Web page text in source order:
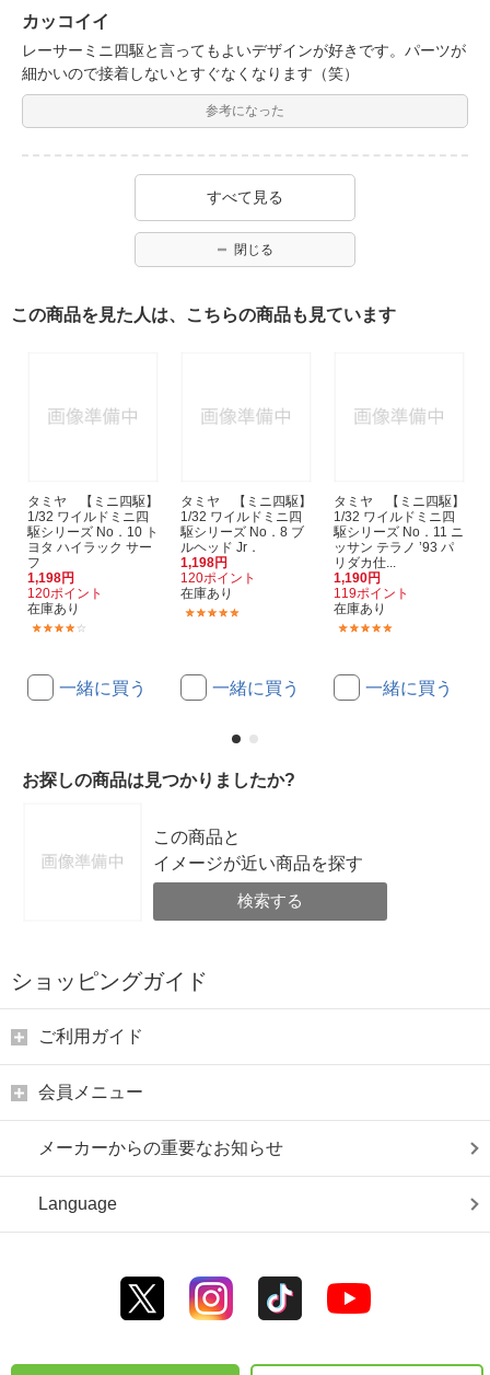
カッコイイ
レーサーミニ四駆と言ってもよいデザインが好きです。パーツが
細かいので接着しないとすぐなくなります（笑）
参考になった
すべて見る
閉じる
この商品を見た人は、こちらの商品も見ています
タミヤ 【ミニ四駆】
1/32 ワイルドミニ四
駆シリーズ No．10 ト
ヨタ ハイラック サー
フ
1,198円
120ポイント
在庫あり
一緒に買う
タミヤ 【ミニ四駆】
1/32 ワイルドミニ四
駆シリーズ No．8 ブ
ルヘッド Jr．
1,198円
120ポイント
在庫あり
一緒に買う
タミヤ 【ミニ四駆】
1/32 ワイルドミニ四
駆シリーズ No．11 ニ
ッサン テラノ ’93 パ
リダカ仕...
1,190円
119ポイント
在庫あり
一緒に買う
お探しの商品は見つかりましたか?
この商品と
イメージが近い商品を探す
検索する
ショッピングガイド
ご利用ガイド
会員メニュー
メーカーからの重要なお知らせ
Language